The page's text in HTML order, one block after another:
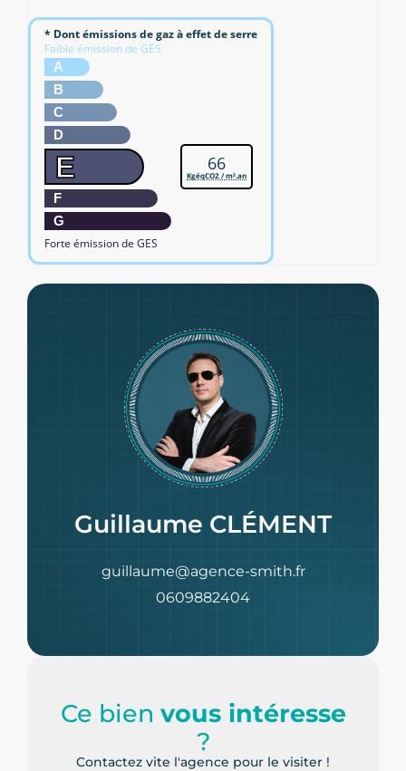
* Dont émissions de gaz à effet de serre
Faible émission de GES
A
B
C
D
E
F
G
Forte émission de GES
66
KgéqCO2 / m².an
Guillaume CLÉMENT
guillaume@agence-smith.fr
0609882404
Ce bien vous intéresse
?
Contactez vite l'agence pour le visiter !